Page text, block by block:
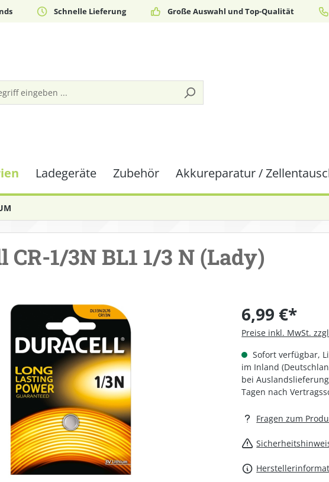
Schnelle Lieferung Große Auswahl und Top-Qualität
Ladegeräte Zubehör Akkureparatur /
CR-1/3N BL1 1/3 N (Lady)
6,99 €*
Preise inkl. MwSt.
Sofort verfügbar,
im Inland
bei
Tagen nach
Fragen zum